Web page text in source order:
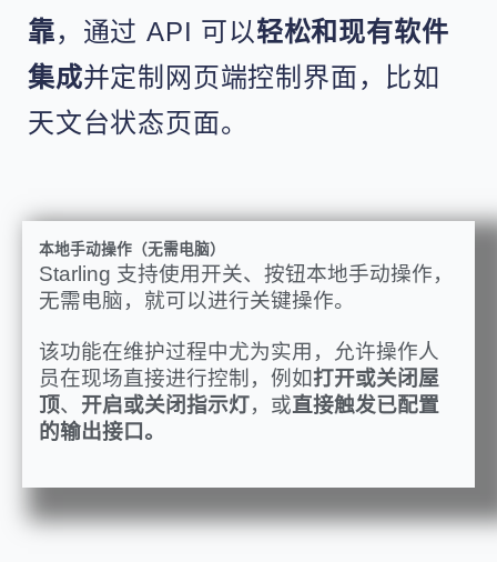
靠，通过 API 可以轻松和现有软件
集成并定制网页端控制界面，比如
天文台状态页面。
本地手动操作（无需电脑）
Starling 支持使用开关、按钮本地手动操作，
无需电脑，就可以进行关键操作。
该功能在维护过程中尤为实用，允许操作人
员在现场直接进行控制，例如打开或关闭屋
顶、 开启或关闭指示灯，或直接触发已配置
的输出接口。